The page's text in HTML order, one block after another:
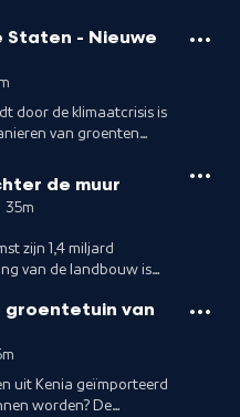
Staten - Nieuwe
door de klimaatcrisis is
van groenten
de muur
35m
zijn 1,4 miljard
van de landbouw is
groentetuin van
uit Kenia geïmporteerd
worden? De